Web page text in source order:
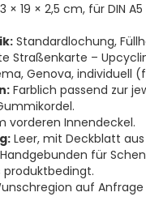
× 19 × 2,5 cm, für DIN
Standardlochung,
Straßenkarte –
Genova, individuell
Farblich passend zur
vorderen Innendeckel.
Leer, mit Deckblatt
Handgebunden für
produktbedingt.
auf